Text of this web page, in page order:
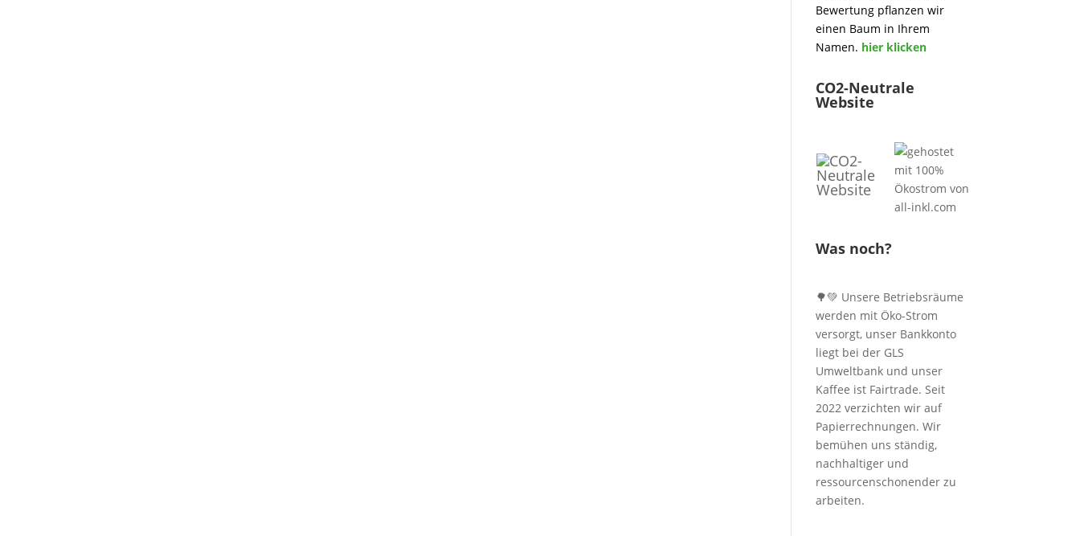
Bewertung pflanzen wir
einen Baum in Ihrem
Namen. hier klicken
CO2-Neutrale
Website
Was noch?
🌳💚 Unsere Betriebsräume
werden mit Öko-Strom
versorgt, unser Bankkonto
liegt bei der GLS
Umweltbank und unser
Kaffee ist Fairtrade. Seit
2022 verzichten wir auf
Papierrechnungen. Wir
bemühen uns ständig,
nachhaltiger und
ressourcenschonender zu
arbeiten.